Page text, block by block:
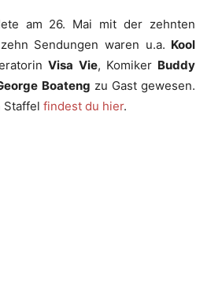
am 26. Mai mit der zehnten
Sendungen waren u.a. Kool
Visa Vie, Komiker Buddy
Boateng zu Gast gewesen.
Staffel findest du hier.